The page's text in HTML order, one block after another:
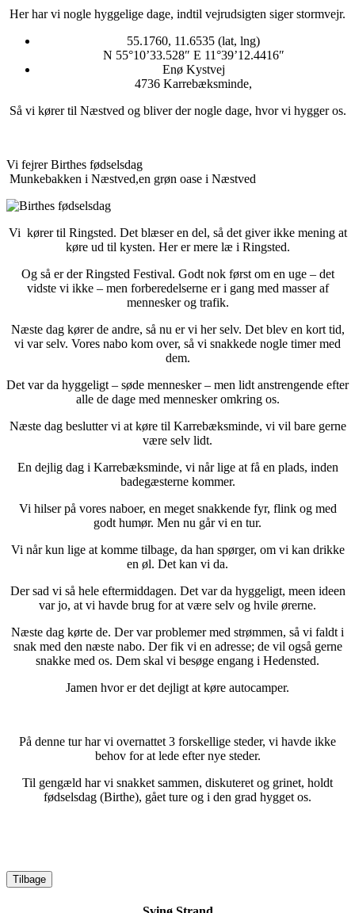
Her har vi nogle hyggelige dage, indtil vejrudsigten siger stormvejr.
55.1760, 11.6535 (lat, lng)
N 55°10’33.528″ E 11°39’12.4416″
Enø Kystvej
4736 Karrebæksminde,
Så vi kører til Næstved og bliver der nogle dage, hvor vi hygger os.
Vi fejrer Birthes fødselsdag
Munkebakken i Næstved,en grøn oase i Næstved
Vi kører til Ringsted. Det blæser en del, så det giver ikke mening at
køre ud til kysten. Her er mere læ i Ringsted.
Og så er der Ringsted Festival. Godt nok først om en uge – det
vidste vi ikke – men forberedelserne er i gang med masser af
mennesker og trafik.
Næste dag kører de andre, så nu er vi her selv. Det blev en kort tid,
vi var selv. Vores nabo kom over, så vi snakkede nogle timer med
dem.
Det var da hyggeligt – søde mennesker – men lidt anstrengende efter
alle de dage med mennesker omkring os.
Næste dag beslutter vi at køre til Karrebæksminde, vi vil bare gerne
være selv lidt.
En dejlig dag i Karrebæksminde, vi når lige at få en plads, inden
badegæsterne kommer.
Vi hilser på vores naboer, en meget snakkende fyr, flink og med
godt humør. Men nu går vi en tur.
Vi når kun lige at komme tilbage, da han spørger, om vi kan drikke
en øl. Det kan vi da.
Der sad vi så hele eftermiddagen. Det var da hyggeligt, meen ideen
var jo, at vi havde brug for at være selv og hvile ørerne.
Næste dag kørte de. Der var problemer med strømmen, så vi faldt i
snak med den næste nabo. Der fik vi en adresse; de vil også gerne
snakke med os. Dem skal vi besøge engang i Hedensted.
Jamen hvor er det dejligt at køre autocamper.
På denne tur har vi overnattet 3 forskellige steder, vi havde ikke
behov for at lede efter nye steder.
Til gengæld har vi snakket sammen, diskuteret og grinet, holdt
fødselsdag (Birthe), gået ture og i den grad hygget os.